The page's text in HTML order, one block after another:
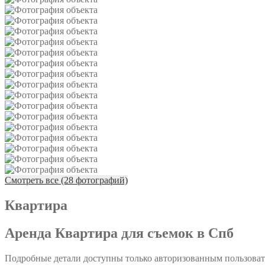
Смотреть все (28 фотографий)
Квартира
Аренда Квартира для съемок в Спб
Подробные детали доступны только авторизованным